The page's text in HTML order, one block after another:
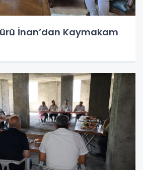
İnan’dan Kaymakam